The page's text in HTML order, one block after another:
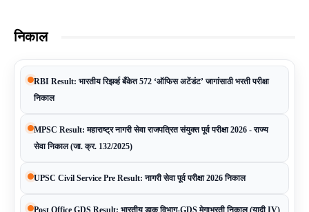
निकाल
RBI Result: भारतीय रिझर्व्ह बँकेत 572 ‘ऑफिस अटेंडंट’ जागांसाठी भरती परीक्षा
निकाल
MPSC Result: महाराष्ट्र नागरी सेवा राजपत्रित संयुक्त पूर्व परीक्षा 2026 - राज्य
सेवा निकाल (जा. क्र. 132/2025)
UPSC Civil Service Pre Result: नागरी सेवा पूर्व परीक्षा 2026 निकाल
Post Office GDS Result: भारतीय डाक विभाग-GDS मेगाभरती निकाल (यादी IV)